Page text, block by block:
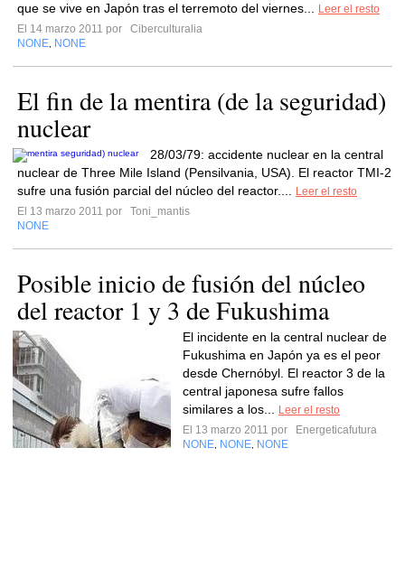
que se vive en Japón tras el terremoto del viernes...
Leer el resto
El 14 marzo 2011 por
Ciberculturalia
NONE NONE
El fin de la mentira (de la seguridad)
nuclear
28/03/79: accidente nuclear en la central
nuclear de Three Mile Island (Pensilvania, USA). El reactor TMI-2
sufre una fusión parcial del núcleo del reactor....
Leer el resto
El 13 marzo 2011 por
Toni_mantis
NONE
Posible inicio de fusión del núcleo
del reactor 1 y 3 de Fukushima
El incidente en la central nuclear de
Fukushima en Japón ya es el peor
desde Chernóbyl. El reactor 3 de la
central japonesa sufre fallos
similares a los...
Leer el resto
El 13 marzo 2011 por
Energeticafutura
NONE NONE NONE